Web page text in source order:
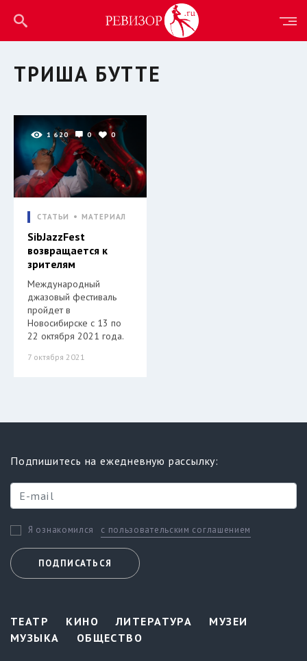
ТРИША БУТТЕ
1 620 0 0
СТАТЬИ МАТЕРИАЛ
SibJazzFest
возвращается к
зрителям
Международный
джазовый фестиваль
пройдет в
Новосибирске с 13 по
22 октября 2021 года.
7 октября 2021
Подпишитесь на ежедневную рассылку:
Я ознакомился с пользовательским соглашением
ПОДПИСАТЬСЯ
ТЕАТР КИНО ЛИТЕРАТУРА
МУЗЕИ
МУЗЫКА
ОБЩЕСТВО